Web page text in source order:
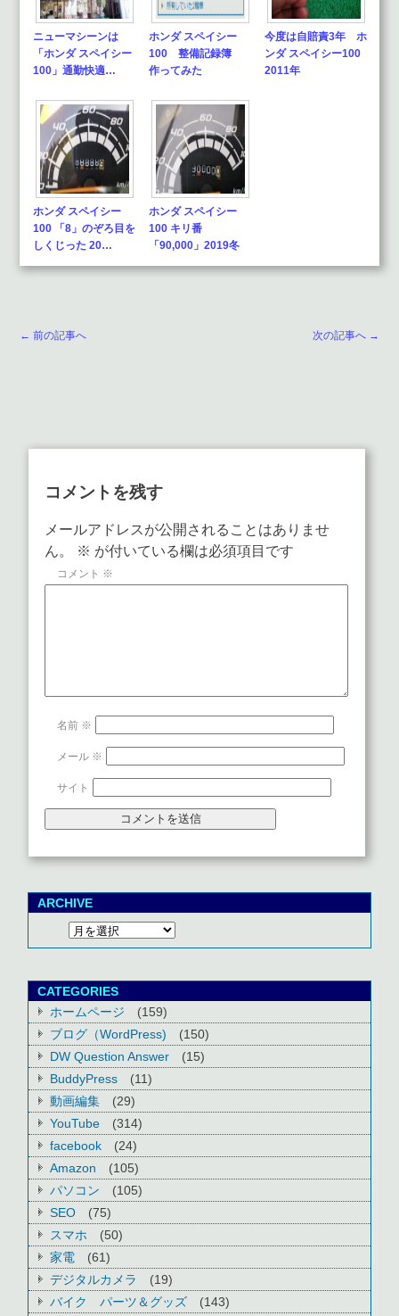
ニューマシーンは
「ホンダ スペイシー
100」通勤快適…
ホンダ スペイシー
100 整備記録簿
作ってみた
今度は自賠責3年 ホ
ンダ スペイシー100
2011年
ホンダ スペイシー
100 「8」のぞろ目を
しくじった 20…
ホンダ スペイシー
100 キリ番
「90,000」2019冬
← 前の記事へ 次の記事へ →
コメントを残す
メールアドレスが公開されることはありませ
ん。
※ が付いている欄は必須項目です
コメント ※
名前 ※
メール ※
サイト
ARCHIVE
CATEGORIES
ホームページ
(159)
ブログ（WordPress)
(150)
DW Question Answer
(15)
BuddyPress
(11)
動画編集
(29)
YouTube
(314)
facebook
(24)
Amazon
(105)
パソコン
(105)
SEO
(75)
スマホ
(50)
家電
(61)
デジタルカメラ
(19)
バイク パーツ＆グッズ
(143)